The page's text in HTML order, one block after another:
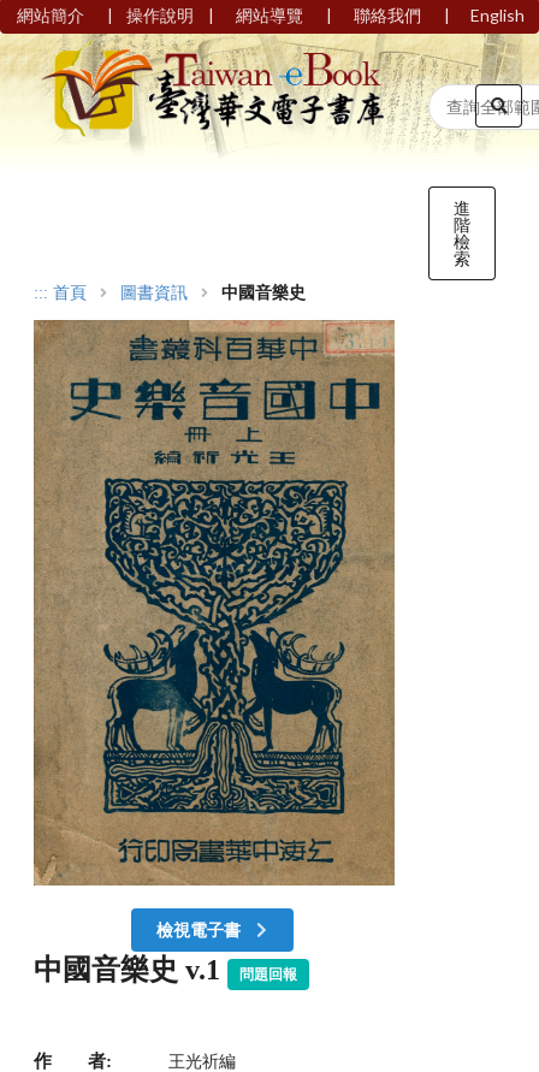
網站簡介 | 操作說明 | 網站導覽 | 聯絡我們 | English
進
階
檢
索
::: 首頁 圖書資訊 中國音樂史
檢視電子書
中國音樂史 v.1 問題回報
作 者: 王光祈編